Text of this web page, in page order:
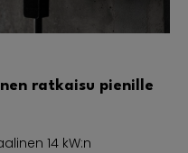
ratkaisu pienille
14 kW:n